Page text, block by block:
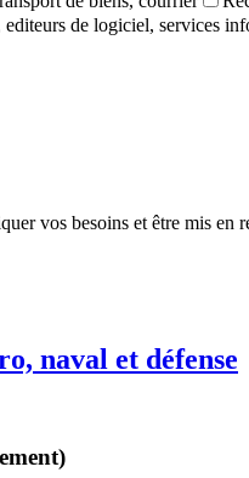
editeurs de logiciel, services
vos besoins et être mis en
naval et défense